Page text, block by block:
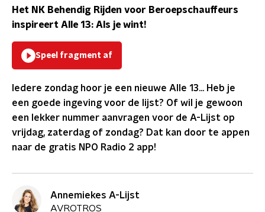
Het NK Behendig Rijden voor Beroepschauffeurs
inspireert Alle 13: Als je wint!
Speel fragment af
Iedere zondag hoor je een nieuwe Alle 13... Heb je
een goede ingeving voor de lijst? Of wil je gewoon
een lekker nummer aanvragen voor de A-Lijst op
vrijdag, zaterdag of zondag? Dat kan door te appen
naar de gratis NPO Radio 2 app!
Annemiekes A-Lijst
AVROTROS